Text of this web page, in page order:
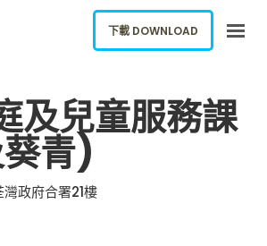
關於我們
下載應用
網誌
報告新飲水機
及兒童服務課
青)
政府合署21樓
下載 DOWNLOAD